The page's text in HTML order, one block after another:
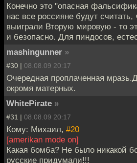
Конечно это "опасная
нас все россияне будут
выиграли Вторую мировую - то
и безопасно. Для пиндосов,
mashingunner »
#30 | 08.08.09 20:17
Очередная проплаченная
окромя матерных.
WhitePirate »
#31 | 08.08.09 20:17
Кому: Михаил, #20
[amerikan mode on]
Какая бомба? Не было никакой
русские придумали!!!